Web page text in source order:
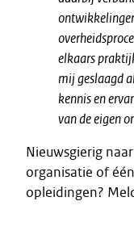
elkaars
mij geslaagd
kennis en
van de eigen
Nieuwsgierig
organisatie of
opleidingen?